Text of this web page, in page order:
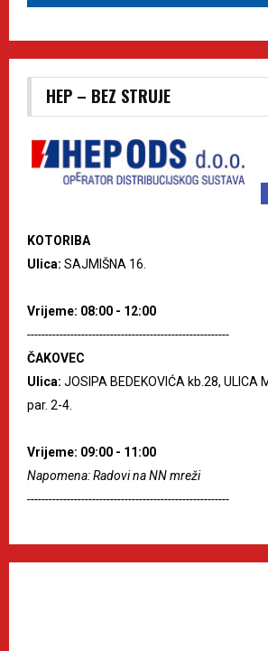
HEP – BEZ STRUJE
KOTORIBA
Ulica: SAJMIŠNA 16.
Vrijeme: 08:00 - 12:00
--------------------------------------------------------
ČAKOVEC
Ulica: JOSIPA BEDEKOVIĆA kb.28, ULICA
par. 2-4.
Vrijeme: 09:00 - 11:00
Napomena: Radovi na NN mreži
--------------------------------------------------------